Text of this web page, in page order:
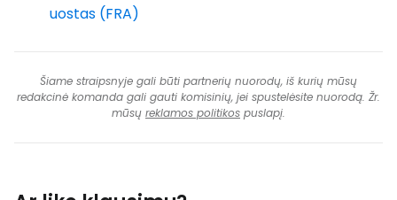
uostas (FRA)
Šiame straipsnyje gali būti partnerių nuorodų, iš kurių mūsų
redakcinė komanda gali gauti komisinių, jei spustelėsite nuorodą. Žr.
mūsų reklamos politikos puslapį.